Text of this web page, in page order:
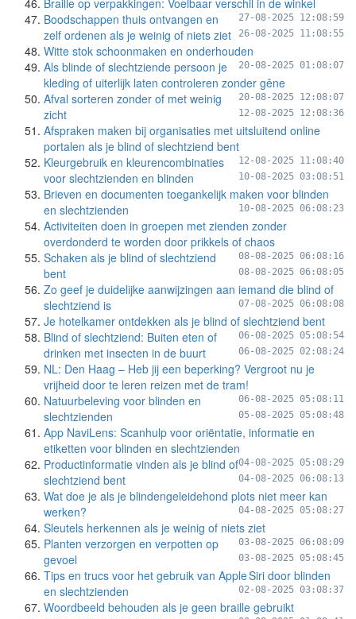
Braille op verpakkingen: Voelbaar verschil in de winkel
27-08-2025 12:08:59
Boodschappen thuis ontvangen en
zelf ordenen als je weinig of niets ziet
26-08-2025 11:08:55
Witte stok schoonmaken en onderhouden
20-08-2025 01:08:07
Als blinde of slechtziende persoon je
kleding of uiterlijk laten controleren zonder gêne
20-08-2025 12:08:07
Afval sorteren zonder of met weinig
zicht
12-08-2025 12:08:36
Afspraken maken bij organisaties met uitsluitend online
portalen als je blind of slechtziend bent
12-08-2025 11:08:40
Kleurgebruik en kleurencombinaties
voor slechtzienden en blinden
10-08-2025 03:08:51
Brieven en documenten toegankelijk maken voor blinden
en slechtzienden
10-08-2025 06:08:23
Activiteiten doen in groepen met zienden zonder
overdonderd te worden door prikkels of chaos
08-08-2025 06:08:16
Schaken als je blind of slechtziend
bent
08-08-2025 06:08:05
Zo geef je duidelijke aanwijzingen aan iemand die blind of
slechtziend is
07-08-2025 06:08:08
Je hotelkamer ontdekken als je blind of slechtziend bent
06-08-2025 05:08:54
Blind of slechtziend: Buiten eten of
drinken met insecten in de buurt
06-08-2025 02:08:24
NL: Den Haag – Heb jij een beperking? Vergroot nu je
vrijheid door te leren reizen met de tram!
06-08-2025 05:08:11
Natuurbeleving voor blinden en
slechtzienden
05-08-2025 05:08:48
App NaviLens: Scanhulp voor oriëntatie, informatie en
etiketten voor blinden en slechtzienden
04-08-2025 05:08:29
Productinformatie vinden als je blind of
slechtziend bent
04-08-2025 06:08:13
Wat doe je als je blindengeleidehond plots niet meer kan
werken?
04-08-2025 05:08:27
Sleutels herkennen als je weinig of niets ziet
03-08-2025 06:08:09
Planten verzorgen en verpotten op
gevoel
03-08-2025 05:08:45
Tips en trucs voor het gebruik van Apple Siri door blinden
en slechtzienden
02-08-2025 03:08:37
Woordbeeld behouden als je geen braille gebruikt